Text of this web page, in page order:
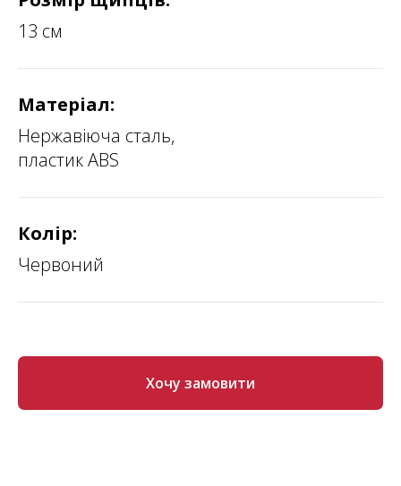
13 см
Матеріал:
Нержавіюча сталь,
пластик ABS
Колір:
Червоний
Хочу замовити